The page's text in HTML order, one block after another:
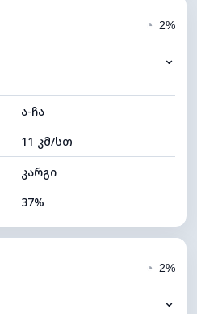
7 (ნათელი)
10720 მ
◔ 2%
⌄
ა-ჩა
11 კმ/სთ
კარგი
37%
◔ 2%
⌄